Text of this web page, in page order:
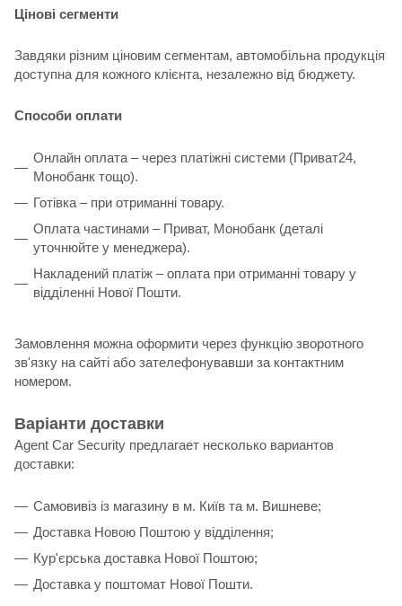
Цінові сегменти
Завдяки різним ціновим сегментам, автомобільна продукція
доступна для кожного клієнта, незалежно від бюджету.
Способи оплати
Онлайн оплата – через платіжні системи (Приват24,
Монобанк тощо).
Готівка – при отриманні товару.
Оплата частинами – Приват, Монобанк (деталі
уточнюйте у менеджера).
Накладений платіж – оплата при отриманні товару у
відділенні Нової Пошти.
Замовлення можна оформити через функцію зворотного
зв'язку на сайті або зателефонувавши за контактним
номером.
Варіанти доставки
Agent Car Security предлагает несколько вариантов
доставки:
Самовивіз із магазину в м. Київ та м. Вишневе;
Доставка Новою Поштою у відділення;
Кур'єрська доставка Нової Поштою;
Доставка у поштомат Нової Пошти.